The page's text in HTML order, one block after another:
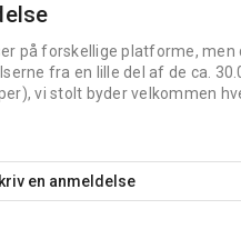
på forskellige platforme, men
fra en lille del af de ca.
vi stolt byder velkommen
en anmeldelse